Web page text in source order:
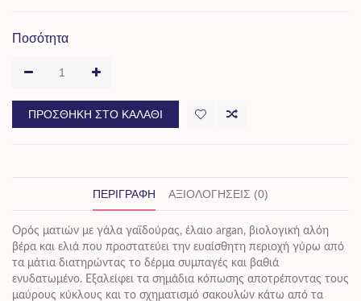
Ποσότητα
ΠΡΟΣΘΉΚΗ ΣΤΟ ΚΑΛΆΘΙ
ΠΕΡΙΓΡΑΦΉ ΑΞΙΟΛΟΓΉΣΕΙΣ (0)
Ορός ματιών με γάλα γαϊδούρας, έλαιο argan, βιολογική αλόη
βέρα και ελιά που προστατεύει την ευαίσθητη περιοχή γύρω από
τα μάτια διατηρώντας το δέρμα συμπαγές και βαθιά
ενυδατωμένο. Εξαλείφει τα σημάδια κόπωσης αποτρέποντας τους
μαύρους κύκλους και το σχηματισμό σακουλών κάτω από τα